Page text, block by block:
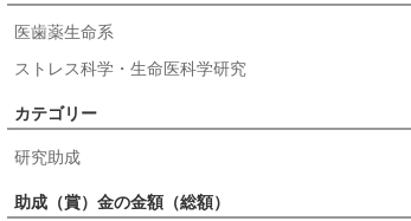
医歯薬生命系
ストレス科学・生命医科学研究
カテゴリー
研究助成
助成（賞）金の金額（総額）